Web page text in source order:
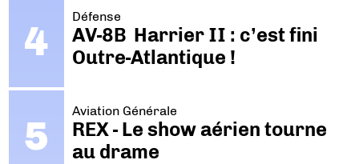
Défense
AV-8B Harrier II : c’est fini
Outre-Atlantique !
Aviation Générale
REX - Le show aérien tourne
au drame